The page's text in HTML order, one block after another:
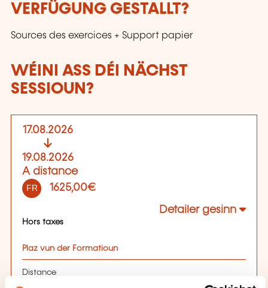
VERFÜGUNG GESTALLT?
Sources des exercices + Support papier
WÉINI ASS DÉI NÄCHST
SESSIOUN?
17.08.2026
19.08.2026
A distance
FR 1625,00€
Detailer gesinn
Hors taxes
Plaz vun der Formatioun
Distance